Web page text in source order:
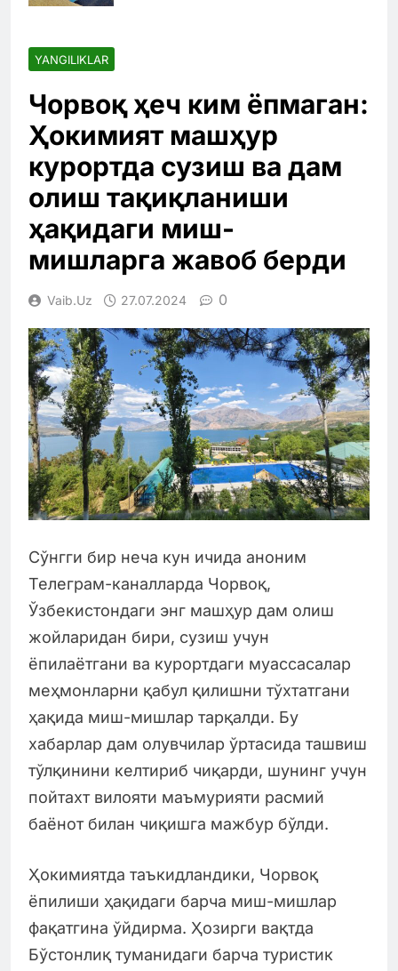
YANGILIKLAR
Чорвоқ ҳеч ким ёпмаган:
Ҳокимият машҳур
курортда сузиш ва дам
олиш тақиқланиши
ҳақидаги миш-
мишларга жавоб берди
Vaib.uz 27.07.2024 0
Сўнгги бир неча кун ичида аноним
Телеграм-каналларда Чорвоқ,
Ўзбекистондаги энг машҳур дам олиш
жойларидан бири, сузиш учун
ёпилаётгани ва курортдаги муассасалар
меҳмонларни қабул қилишни тўхтатгани
ҳақида миш-мишлар тарқалди. Бу
хабарлар дам олувчилар ўртасида ташвиш
тўлқинини келтириб чиқарди, шунинг учун
пойтахт вилояти маъмурияти расмий
баёнот билан чиқишга мажбур бўлди.
Ҳокимиятда таъкидландики, Чорвоқ
ёпилиши ҳақидаги барча миш-мишлар
фақатгина ўйдирма. Ҳозирги вақтда
Бўстонлиқ туманидаги барча туристик